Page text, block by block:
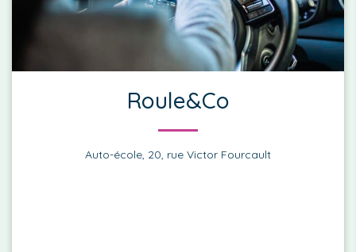
Roule&Co
Auto-école, 20, rue Victor Fourcault